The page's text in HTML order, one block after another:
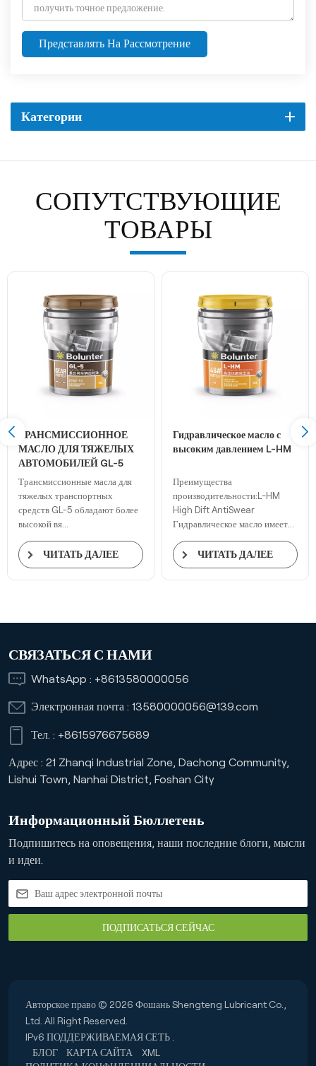
Представлять На Рассмотрение
Категории
СОПУТСТВУЮЩИЕ
ТОВАРЫ
ТРАНСМИССИОННОЕ
МАСЛО ДЛЯ ТЯЖЕЛЫХ
АВТОМОБИЛЕЙ GL-5
Трансмиссионные масла для
тяжелых транспортных
средств GL-5 обладают более
высокой вя...
ЧИТАТЬ ДАЛЕЕ
Гидравлическое масло с
высоким давлением L-HM
Преимущества
производительности:L-HM
High Dift AntiSwear
Гидравлическое масло имеет...
ЧИТАТЬ ДАЛЕЕ
СВЯЗАТЬСЯ С НАМИ
WhatsApp : +8613580000056
Электронная почта : 13580000056@139.com
Тел. : +8615976675689
Адрес : 21 Zhanqi Industrial Zone, Dachong Community,
Lishui Town, Nanhai District, Foshan City
Информационный Бюллетень
Подпишитесь на оповещения, наши последние блоги, мысли
и идеи.
ПОДПИСАТЬСЯ СЕЙЧАС
Авторское право © 2026 Фошань Shengteng Lubricant Co.,
Ltd. All Right Reserved.
IPv6 ПОДДЕРЖИВАЕМАЯ СЕТЬ .
БЛОГ
КАРТА САЙТА
XML